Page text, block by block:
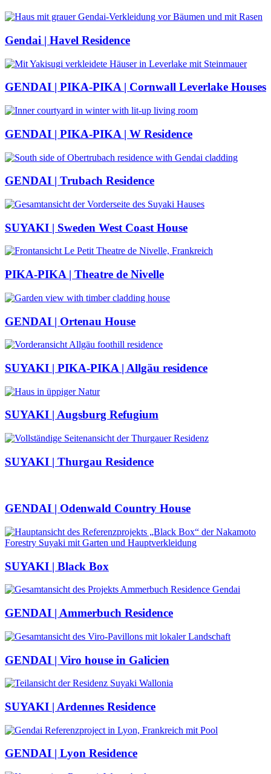
Gendai | Havel Residence
GENDAI | PIKA-PIKA | Cornwall Leverlake Houses
GENDAI | PIKA-PIKA | W Residence
GENDAI | Trubach Residence
SUYAKI | Sweden West Coast House
PIKA-PIKA | Theatre de Nivelle
GENDAI | Ortenau House
SUYAKI | PIKA-PIKA | Allgäu residence
SUYAKI | Augsburg Refugium
SUYAKI | Thurgau Residence
GENDAI | Odenwald Country House
SUYAKI | Black Box
GENDAI | Ammerbuch Residence
GENDAI | Viro house in Galicien
SUYAKI | Ardennes Residence
GENDAI | Lyon Residence